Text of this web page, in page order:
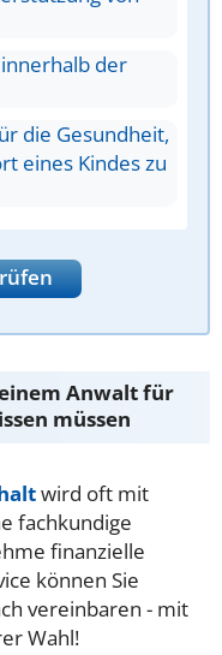
der
die Gesundheit,
eines Kindes zu
einem Anwalt für
müssen
wird oft mit
fachkundige
finanzielle
können Sie
vereinbaren - mit
Wahl!